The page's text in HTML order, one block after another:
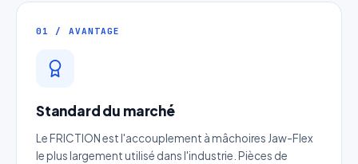
01 / AVANTAGE
Standard du marché
Le FRICTION est l'accouplement à mâchoires Jaw-Flex
le plus largement utilisé dans l'industrie. Pièces de